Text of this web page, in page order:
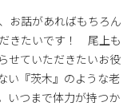
お話があればもちろん
きたいです！ 尾上も
せていただきたいお役
い『茨木』のような老
いつまで体力が持つか